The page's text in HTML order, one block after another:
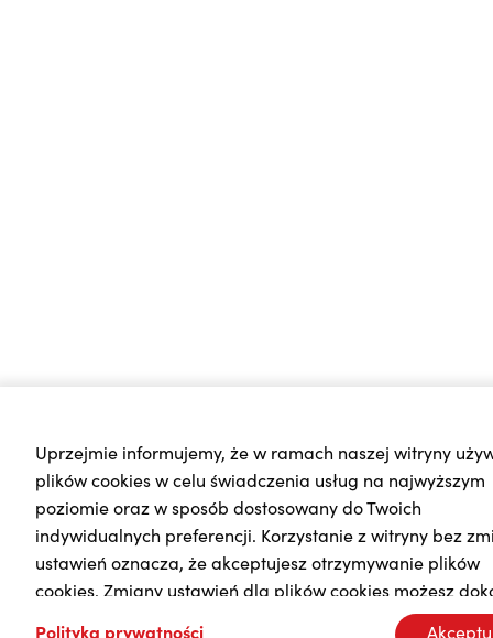
Uprzejmie informujemy, że w ramach naszej witryny
plików cookies w celu świadczenia usług na najwyższym
poziomie oraz w sposób dostosowany do Twoich
indywidualnych preferencji. Korzystanie z witryny bez
ustawień oznacza, że akceptujesz otrzymywanie plików
cookies. Zmiany ustawień dla plików cookies możesz